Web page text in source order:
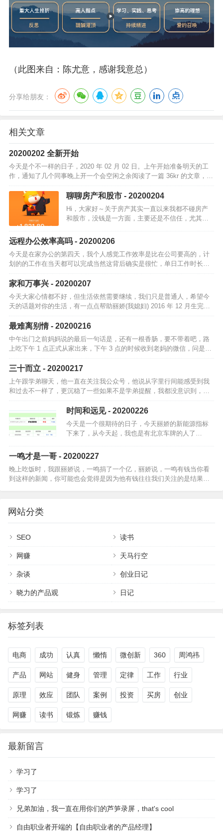
（此图来自：陈尤意，感谢我意总）
分享给朋友：
相关文章
20200202 全新开始
今天是个不一样的日子，2020 年 02 月 02 日。上午开始准备明天的工
作，通知了几个同事晚上开一个会空闲之余阅读了一篇 36kr 的文章，标
题是：「掌握这项技能，可以让你的财富提升50%」看完我…
聊聊房产和股市 - 20200204
Hi，大家好～关于房产其实一直以来我都不碰房产
和股市，没钱是一方面，主要还是不信任，尤其房
当所有人都知道可以赚钱的时候，往往是赚不到钱
的。也就是那句「真理只…
远程办公效率高吗 - 20200206
今天是在家办公的第四天，我个人感觉工作效率是比在公司要高的，计
划的的工作在当天都可以完成当然这背后确实是很忙，单日工作时长一
点也不少简单说说我远程办公的一天早上第一个会是 09:45 分，小部门
的早上…
家和万事兴 - 20200207
今天大家心情都不好，但生活依然需要继续，我们只是普通人，希望今
天的话题对你的生活，有一点点帮助丽娇(我媳妇) 2016 年 12 月生完宇
哲(我大儿子)后，就一直没上班，在家做全职太太偶尔跟同事们聊天…
最难离别情 - 20200216
中午出门之前妈妈说的最后一句话是，还有一根香肠，要不带着吧，路
上吃下午 1 点正式从家出来，下午 3 点的时候收到老妈的微信，问是否
上高速了然后下午一路上一直在想，「最难离别情」，「儿行千里母担
忧」有…
三十而立 - 20200217
上午跟学弟聊天，他一直在关注我公众号，他说从字里行间能感受到我
和过去不一样了，更沉稳了一些如果不是学弟提醒，我都没意识到，我
已经三十岁了虽然刚过完三十岁生日，虽然宇哲已经三岁了，但我感觉
我还是个孩子和…
时间和远见 - 20200226
今天是一个很期待的日子，今天丽娇的新能源指标
下来了，从今天起，我也是有北京车牌的人了…
一鸣才是一哥 - 20200227
晚上吃饭时，我跟丽娇说，一鸣捐了一个亿，丽娇说，一鸣有钱当你看
到这样的新闻，你可能也会觉得是因为他有钱往往我们关注的是结果，
网站分类
SEO 读书
网赚 天马行空
杂谈 创业日记
晓力的产品观 日记
标签列表
电商 成功 认真 懒惰 微创新 360 周鸿祎
产品 网站 健身 管理 定律 工作 行业
原理 效应 团队 案例 投资 买房 创业
网赚 读书 锻炼 赚钱
最新留言
学习了
学习了
兄弟加油，我一直在用你们的芦笋录屏，that's cool
自由职业者开端的【自由职业者的产品经理】